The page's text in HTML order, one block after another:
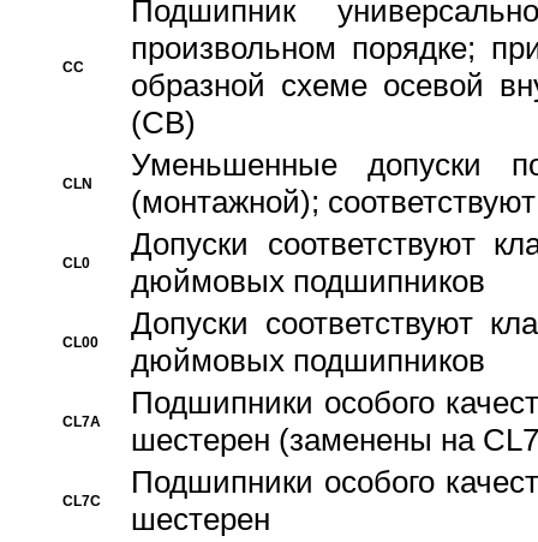
CC
Подшипник
произвольном порядке;
образной схеме осевой
(CB)
CLN
Уменьшенные
(монтажной);
CL0
Допуски соответствуют
дюймовых подшипников
CL00
Допуски соответствуют
дюймовых подшипников
CL7A
Подшипники особого
шестерен (заменены на
CL7C
Подшипники особого
шестерен